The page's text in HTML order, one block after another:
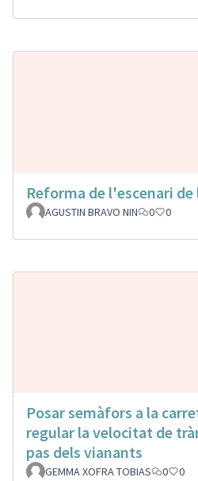
Reforma de l'escenari de
AGUSTIN BRAVO NIN 0 0
Posar semàfors a la
regular la velocitat de
pas dels vianants
GEMMA XOFRA TOBIAS 0 0